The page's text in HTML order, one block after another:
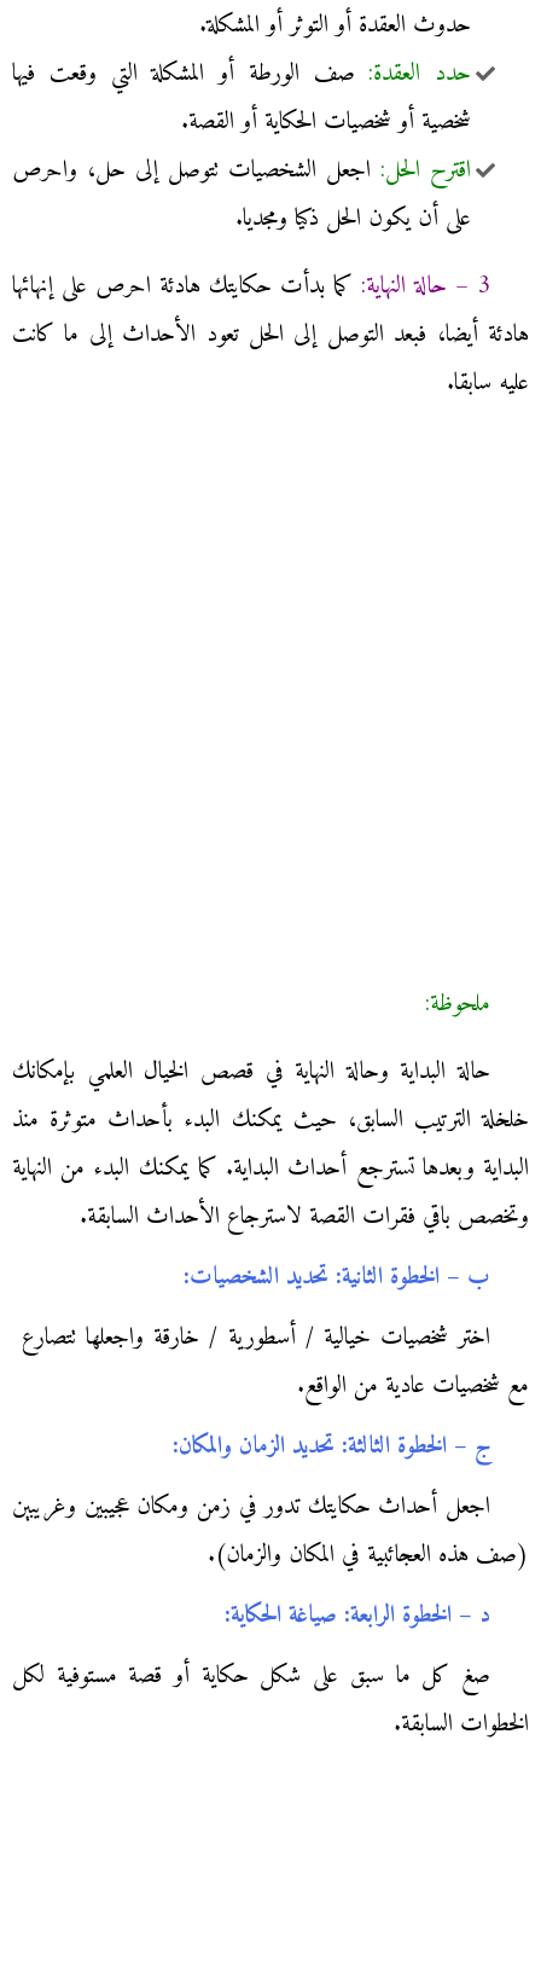
حدوث العقدة أو التوثر أو المشكلة.
حدد العقدة: صف الورطة أو المشكلة التي وقعت فيها
شخصية أو شخصيات الحكاية أو القصة.
اقترح الحل: اجعل الشخصيات تتوصل إلى حل، واحرص
على أن يكون الحل ذكيا ومجديا.
3 – حالة النهاية:
كما بدأت حكايتك هادئة احرص على إنهائها
هادئة أيضا، فبعد التوصل إلى الحل تعود الأحداث إلى ما كانت
عليه سابقا.
ملحوظة:
حالة البداية وحالة النهاية في قصص الخيال العلمي بإمكانك
خلخلة الترتيب السابق، حيث يمكنك البدء بأحداث متوثرة منذ
البداية وبعدها تسترجع أحداث البداية. كما يمكنك البدء من النهاية
وتخصص باقي فقرات القصة لاسترجاع الأحداث السابقة.
ب – الخطوة الثانية: تحديد الشخصيات:
اختر شخصيات خيالية / أسطورية / خارقة واجعلها تتصارع
مع شخصيات عادية من الواقع.
ج – الخطوة الثالثة: تحديد الزمان والمكان:
اجعل أحداث حكايتك تدور في زمن ومكان عجيبين وغريبين
(صف هذه العجائبية في المكان والزمان).
د – الخطوة الرابعة: صياغة الحكاية:
صغ كل ما سبق على شكل حكاية أو قصة مستوفية لكل
الخطوات السابقة.